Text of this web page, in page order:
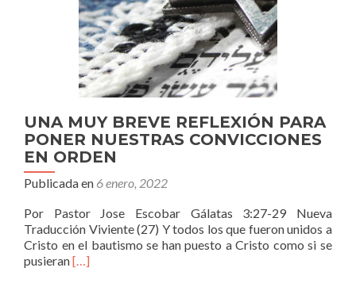
UNA MUY BREVE REFLEXIÓN PARA
PONER NUESTRAS CONVICCIONES
EN ORDEN
Publicada en 6 enero, 2022
Por Pastor Jose Escobar Gálatas 3:27-29 Nueva
Traducción Viviente (27) Y todos los que fueron unidos a
Cristo en el bautismo se han puesto a Cristo como si se
pusieranLeer
[…]